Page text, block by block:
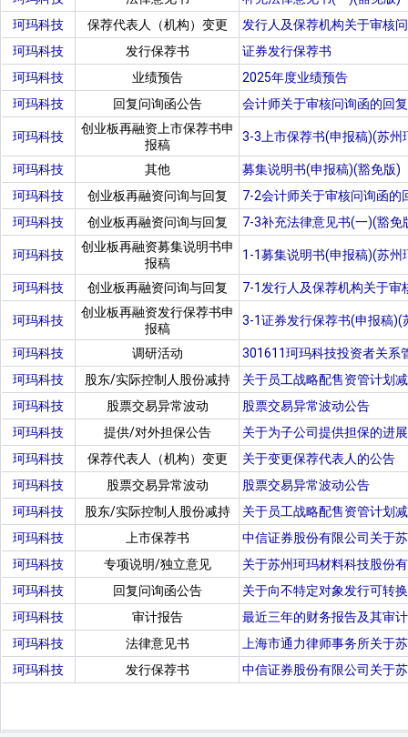
珂玛科技
保荐代表人（机构）变更
发行人及保荐机构关于审核
珂玛科技
发行保荐书
证券发行保荐书
珂玛科技
业绩预告
2025年度业绩预告
珂玛科技
回复问询函公告 会计师关于审核问询函的回
珂玛科技
创业板再融资上市保荐书申
报稿
3-3上市保荐书(申报稿)(苏州
珂玛科技 其他
募集说明书(申报稿)(豁免版)
珂玛科技
创业板再融资问询与回复
7-2会计师关于审核问询函
珂玛科技
创业板再融资问询与回复 7-3补充法律意见书(一)(豁
珂玛科技
创业板再融资募集说明书申
报稿
1-1募集说明书(申报稿)(苏
珂玛科技 创业板再融资问询与回复 7-1发行人及保荐机构关于
珂玛科技
创业板再融资发行保荐书申
报稿
3-1证券发行保荐书(申报稿)(
珂玛科技 调研活动
301611珂玛科技投资者关系
珂玛科技
股东/实际控制人股份减持
关于员工战略配售资管计划
珂玛科技
股票交易异常波动
股票交易异常波动公告
珂玛科技
提供/对外担保公告
关于为子公司提供担保的进
珂玛科技
保荐代表人（机构）变更
关于变更保荐代表人的公告
珂玛科技
股票交易异常波动
股票交易异常波动公告
珂玛科技
股东/实际控制人股份减持
关于员工战略配售资管计划
珂玛科技
上市保荐书
中信证券股份有限公司关于
珂玛科技
专项说明/独立意见
关于苏州珂玛材料科技股份
珂玛科技
回复问询函公告
关于向不特定对象发行可转
珂玛科技
审计报告
最近三年的财务报告及其审
珂玛科技
法律意见书
上海市通力律师事务所关于
珂玛科技
发行保荐书 中信证券股份有限公司关于